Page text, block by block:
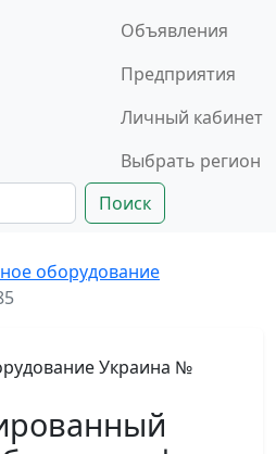
Объявления
Предприятия
Личный кабинет
Выбрать регион
Поиск
оборудование
Украина №